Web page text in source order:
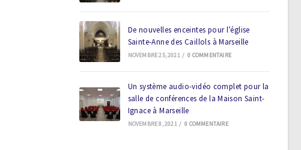
De nouvelles enceintes pour l’église
Sainte-Anne des Caillols à Marseille
NOVEMBRE 25, 2021 / 0 COMMENTAIRE
Un système audio-vidéo complet pour la
salle de conférences de la Maison Saint-
Ignace à Marseille
NOVEMBRE 8, 2021 / 0 COMMENTAIRE